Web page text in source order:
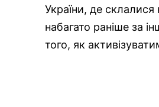
України, де склалися
набагато раніше за
того, як